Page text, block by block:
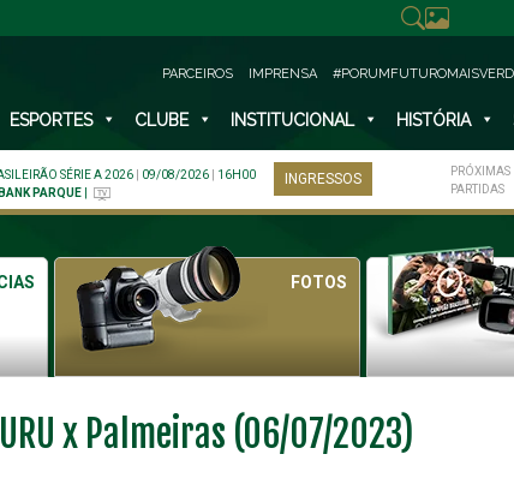
PARCEIROS IMPRENSA
ESPORTES CLUBE INSTITUCIONAL HISTÓRIA
SÉRIE A 2026 09/08/2026
16H00
PARQUE
INGRESSOS
PRÓXIMAS
PARTIDAS
FOTOS
x Palmeiras (06/07/2023)